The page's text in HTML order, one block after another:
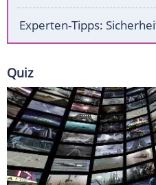
Experten-Tipps:
Quiz